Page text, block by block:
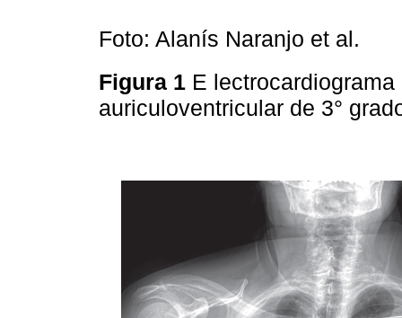
Foto: Alanís Naranjo et al.
Figura 1 E
auriculoventricular de 3°